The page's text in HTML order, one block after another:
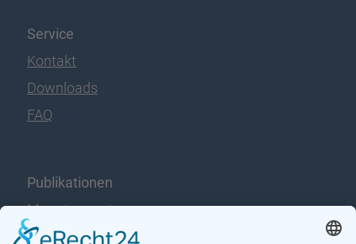
Service
Kontakt
Downloads
FAQ
Publikationen
Monatsreport
Produktinformation